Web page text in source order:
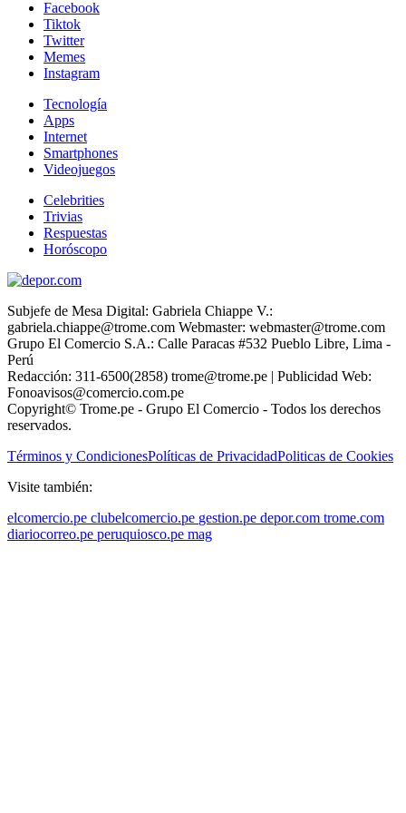
Facebook
Tiktok
Twitter
Memes
Instagram
Tecnología
Apps
Internet
Smartphones
Videojuegos
Celebrities
Trivias
Respuestas
Horóscopo
Subjefe de Mesa Digital: Gabriela Chiappe V.:
gabriela.chiappe@trome.com Webmaster: webmaster@trome.com
Grupo El Comercio S.A.: Calle Paracas #532 Pueblo Libre, Lima -
Perú
Redacción: 311-6500(2858) trome@trome.pe | Publicidad Web:
Fonoavisos@comercio.com.pe
Copyright© Trome.pe - Grupo El Comercio - Todos los derechos
reservados.
Términos y CondicionesPolíticas de PrivacidadPoliticas de Cookies
Visite también:
elcomercio.pe clubelcomercio.pe gestion.pe depor.com trome.com
diariocorreo.pe peruquiosco.pe mag